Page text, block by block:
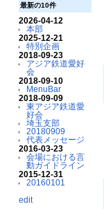
最新の10件
2026-04-12
本部
2025-12-21
特別企画
2018-09-23
アジア鉄道愛好
会
2018-09-10
MenuBar
2018-09-09
東アジア鉄道愛
好会
埼玉支部
20180909
代表メッセージ
2016-03-23
会場における言
動ガイドライン
2015-12-31
20160101
edit